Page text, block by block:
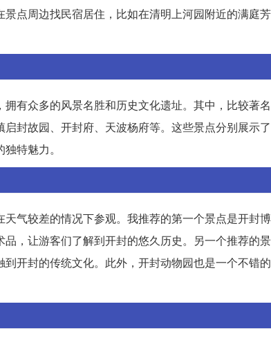
点周边找民宿居住，比如在清明上河园附近的满庭
有众多的风景名胜和历史文化遗址。其中，比较著
封故园、开封府、天波杨府等。这些景点分别展示
特魅力。
气较差的情况下参观。我推荐的第一个景点是开封
，让游客们了解到开封的悠久历史。另一个推荐的
开封的传统文化。此外，开封动物园也是一个不错